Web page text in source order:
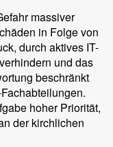
massiver
in Folge von
durch aktives IT-
und das
beschränkt
hoher Priorität,
der kirchlichen